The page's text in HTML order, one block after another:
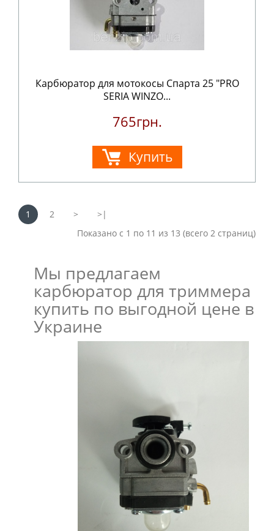
Карбюратор для мотокосы Спарта 25 "PRO
SERIA WINZO...
765грн.
Купить
1 2 >
>|
Показано с 1 по 11 из 13 (всего 2 страниц)
Мы предлагаем
карбюратор для триммера
купить по выгодной цене в
Украине